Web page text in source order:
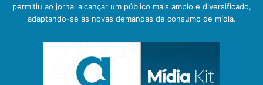
permitiu ao jornal alcançar um público mais amplo e diversificado,
adaptando-se às novas demandas de consumo de mídia.